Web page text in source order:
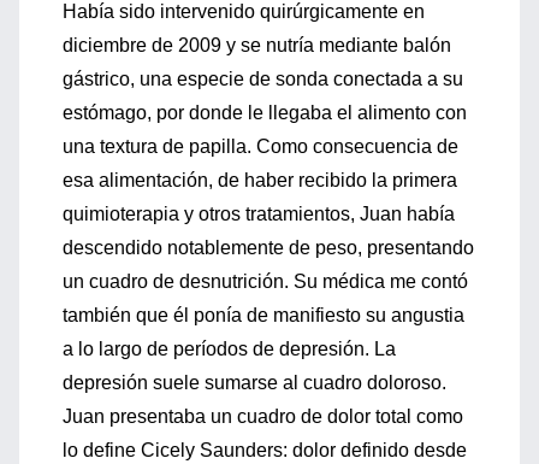
Había sido intervenido quirúrgicamente en
diciembre de 2009 y se nutría mediante balón
gástrico, una especie de sonda conectada a su
estómago, por donde le llegaba el alimento con
una textura de papilla. Como consecuencia de
esa alimentación, de haber recibido la primera
quimioterapia y otros tratamientos, Juan había
descendido notablemente de peso, presentando
un cuadro de desnutrición. Su médica me contó
también que él ponía de manifiesto su angustia
a lo largo de períodos de depresión. La
depresión suele sumarse al cuadro doloroso.
Juan presentaba un cuadro de dolor total como
lo define Cicely Saunders: dolor definido desde